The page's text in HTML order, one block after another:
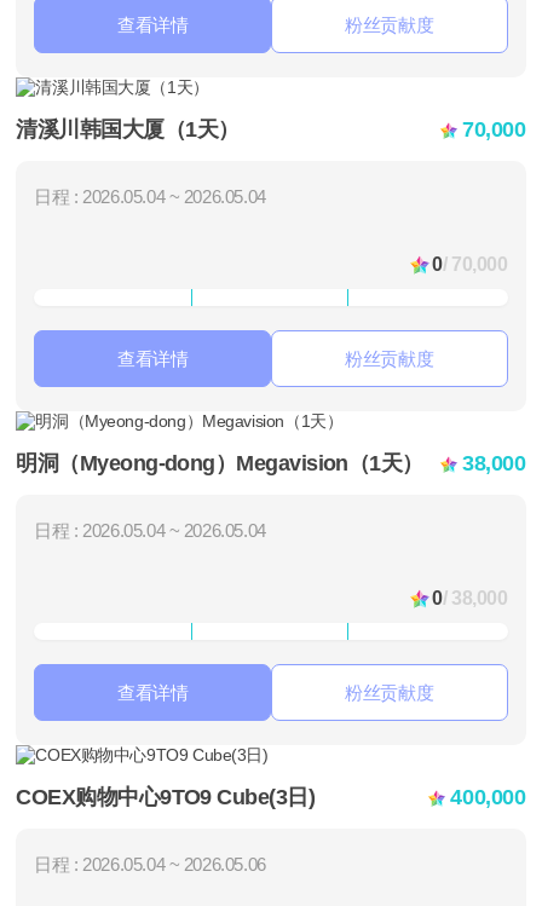
查看详情 粉丝贡献度
清溪川韩国大厦（1天） 70,000
日程 : 2026.05.04 ~ 2026.05.04
0/ 70,000
查看详情 粉丝贡献度
明洞（Myeong-dong）Megavision（1天） 38,000
日程 : 2026.05.04 ~ 2026.05.04
0/ 38,000
查看详情 粉丝贡献度
COEX购物中心9TO9 Cube(3日) 400,000
日程 : 2026.05.04 ~ 2026.05.06